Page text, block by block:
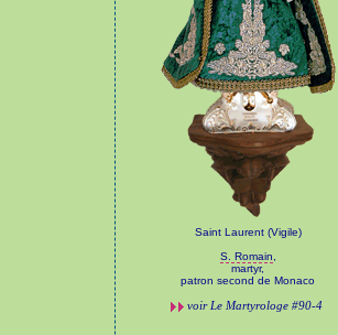
Saint Laurent (Vigile)
S. Romain,
martyr,
patron second de Monaco
voir Le Martyrologe#90-4